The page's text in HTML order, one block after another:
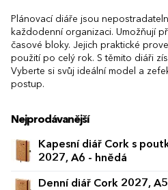
Plánovací diáře jsou
každodenní organizaci. Umožňují
časové bloky. Jejich praktické
použití po celý rok. S těmito diáři
Vyberte si svůj ideální model a
postup.
Nejprodávanější
Kapesní diář Cork s
2027, A6 - hnědá
Denní diář Cork 2027,